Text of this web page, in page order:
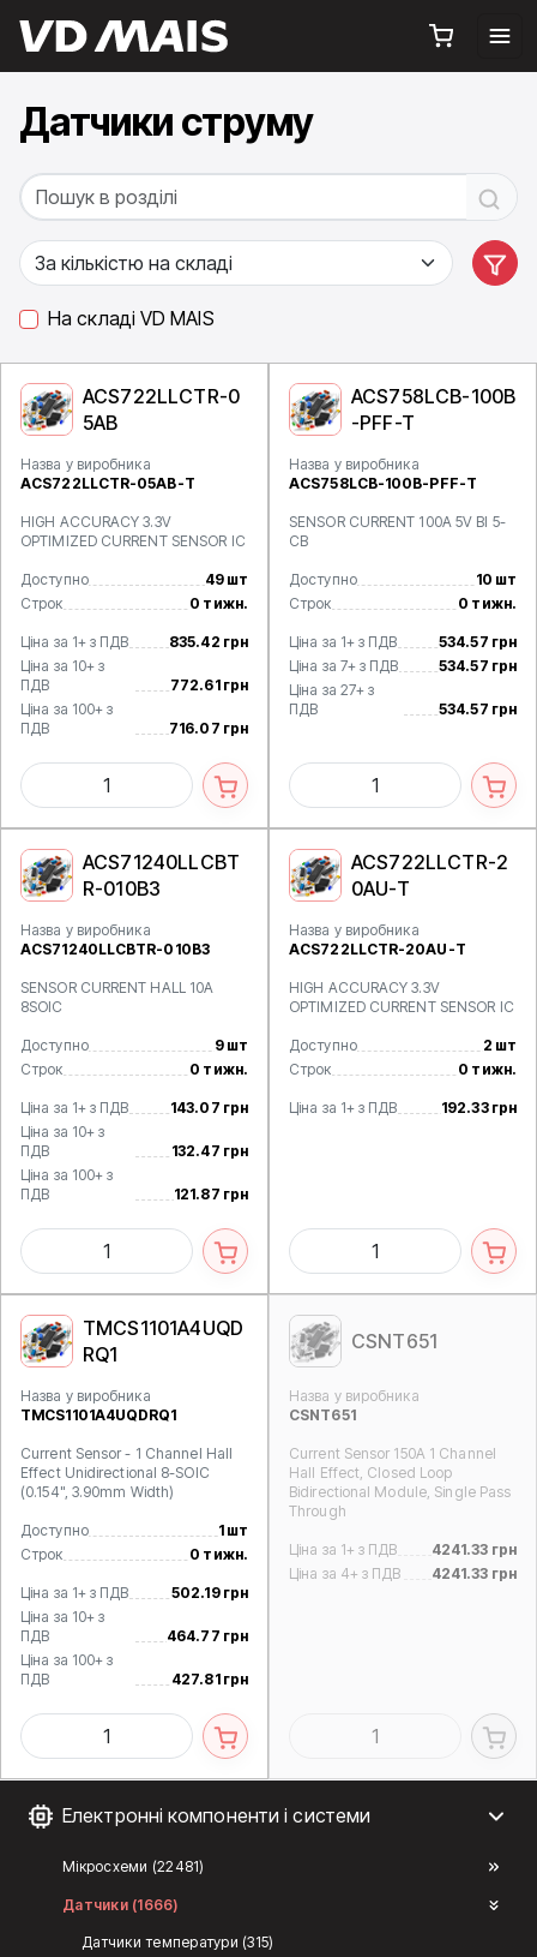
Електронні компоненти і системи
Мікросхеми (22481)
Датчики (1666)
Датчики температури (315)
Датчики струму
На складі VD MAIS
ACS722LLCTR-0
5AB
Назва у виробника
ACS722LLCTR-05AB-T
HIGH ACCURACY 3.3V
OPTIMIZED CURRENT SENSOR IC
Доступно
49 шт
Строк
0 тижн.
Ціна за 1+ з ПДВ
835.42 грн
Ціна за 10+ з
ПДВ
772.61 грн
Ціна за 100+ з
ПДВ
716.07 грн
ACS758LCB-100B
-PFF-T
Назва у виробника
ACS758LCB-100B-PFF-T
SENSOR CURRENT 100A 5V BI 5-
CB
Доступно
10 шт
Строк
0 тижн.
Ціна за 1+ з ПДВ
534.57 грн
Ціна за 7+ з ПДВ
534.57 грн
Ціна за 27+ з
ПДВ
534.57 грн
ACS71240LLCBT
R-010B3
Назва у виробника
ACS71240LLCBTR-010B3
SENSOR CURRENT HALL 10A
8SOIC
Доступно
9 шт
Строк
0 тижн.
Ціна за 1+ з ПДВ
143.07 грн
Ціна за 10+ з
ПДВ
132.47 грн
Ціна за 100+ з
ПДВ
121.87 грн
ACS722LLCTR-2
0AU-T
Назва у виробника
ACS722LLCTR-20AU-T
HIGH ACCURACY 3.3V
OPTIMIZED CURRENT SENSOR IC
Доступно
2 шт
Строк
0 тижн.
Ціна за 1+ з ПДВ 192.33 грн
TMCS1101A4UQD
RQ1
Назва у виробника
TMCS1101A4UQDRQ1
Current Sensor - 1 Channel Hall
Effect Unidirectional 8-SOIC
(0.154", 3.90mm Width)
Доступно
1 шт
Строк
0 тижн.
Ціна за 1+ з ПДВ
502.19 грн
Ціна за 10+ з
ПДВ
464.77 грн
Ціна за 100+ з
ПДВ
427.81 грн
CSNT651
Назва у виробника
CSNT651
Current Sensor 150A 1 Channel
Hall Effect, Closed Loop
Bidirectional Module, Single Pass
Through
Ціна за 1+ з ПДВ
4241.33 грн
Ціна за 4+ з ПДВ
4241.33 грн